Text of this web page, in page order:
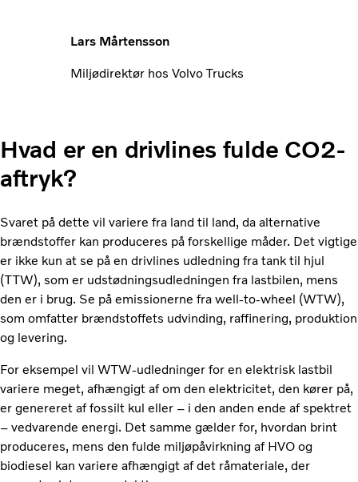
Lars Mårtensson
Miljødirektør hos Volvo Trucks
Hvad er en drivlines fulde CO2-
aftryk?
Svaret på dette vil variere fra land til land, da alternative
brændstoffer kan produceres på forskellige måder. Det vigtige
er ikke kun at se på en drivlines udledning fra tank til hjul
(TTW), som er udstødningsudledningen fra lastbilen, mens
den er i brug. Se på emissionerne fra well-to-wheel (WTW),
som omfatter brændstoffets udvinding, raffinering, produktion
og levering.
For eksempel vil WTW-udledninger for en elektrisk lastbil
variere meget, afhængigt af om den elektricitet, den kører på,
er genereret af fossilt kul eller – i den anden ende af spektret
– vedvarende energi. Det samme gælder for, hvordan brint
produceres, mens den fulde miljøpåvirkning af HVO og
biodiesel kan variere afhængigt af det råmateriale, der